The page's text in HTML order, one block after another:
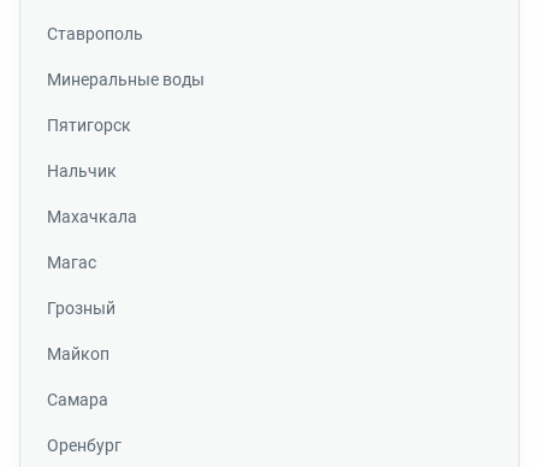
Ставрополь
Минеральные воды
Пятигорск
Нальчик
Махачкала
Магас
Грозный
Майкоп
Самара
Оренбург